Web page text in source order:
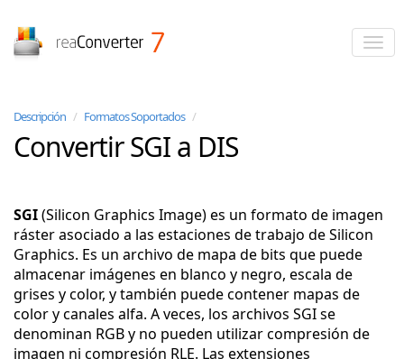
Descripción / Formatos Soportados /
Convertir SGI a DIS
SGI(Silicon Graphics Image) es un formato de imagen
ráster asociado a las estaciones de trabajo de Silicon
Graphics. Es un archivo de mapa de bits que puede
almacenar imágenes en blanco y negro, escala de
grises y color, y también puede contener mapas de
color y canales alfa. A veces, los archivos SGI se
denominan RGB y no pueden utilizar compresión de
imagen ni compresión RLE. Las extensiones